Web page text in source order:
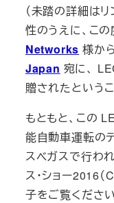
（未踏の詳細は
性のうえに、この
Networks 様か
Japan 宛に、
贈されたという
もともと、この
能自動車運転の
スベガスで行われ
ス・ショー2016
子をご覧くださ